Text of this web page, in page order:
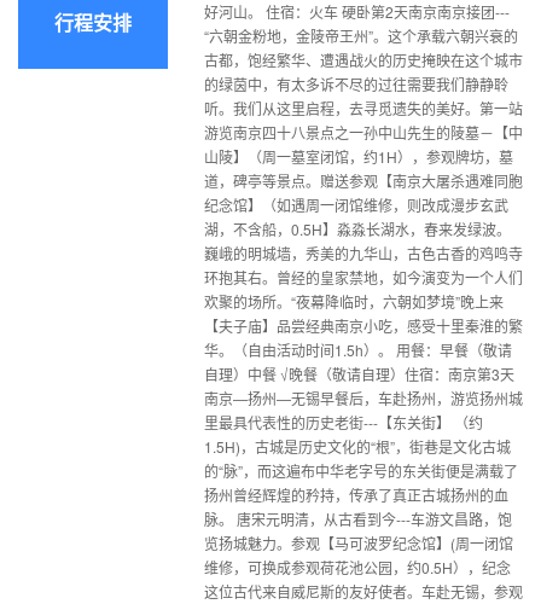
行程安排
好河山。 住宿：火车 硬卧第2天南京南京接团---
“六朝金粉地，金陵帝王州”。这个承载六朝兴衰的
古都，饱经繁华、遭遇战火的历史掩映在这个城市
的绿茵中，有太多诉不尽的过往需要我们静静聆
听。我们从这里启程，去寻觅遗失的美好。第一站
游览南京四十八景点之一孙中山先生的陵墓－【中
山陵】（周一墓室闭馆，约1H），参观牌坊，墓
道，碑亭等景点。赠送参观【南京大屠杀遇难同胞
纪念馆】（如遇周一闭馆维修，则改成漫步玄武
湖，不含船，0.5H】淼淼长湖水，春来发绿波。
巍峨的明城墙，秀美的九华山，古色古香的鸡鸣寺
环抱其右。曾经的皇家禁地，如今演变为一个人们
欢聚的场所。“夜幕降临时，六朝如梦境”晚上来
【夫子庙】品尝经典南京小吃，感受十里秦淮的繁
华。（自由活动时间1.5h）。 用餐：早餐（敬请
自理）中餐 √晚餐（敬请自理）住宿：南京第3天
南京—扬州—无锡早餐后，车赴扬州，游览扬州城
里最具代表性的历史老街---【东关街】 （约
1.5H)，古城是历史文化的“根”，街巷是文化古城
的“脉”，而这遍布中华老字号的东关街便是满载了
扬州曾经辉煌的矜持，传承了真正古城扬州的血
脉。 唐宋元明清，从古看到今---车游文昌路，饱
览扬城魅力。参观【马可波罗纪念馆】(周一闭馆
维修，可换成参观荷花池公园，约0.5H），纪念
这位古代来自威尼斯的友好使者。车赴无锡，参观